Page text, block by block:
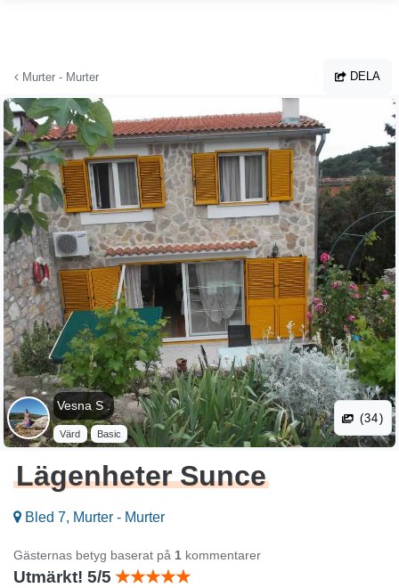
Murter - Murter DELA
Vesna S .
Värd Basic
(34)
Lägenheter Sunce
Bled 7, Murter - Murter
Gästernas betyg baserat på 1 kommentarer
Utmärkt! 5/5